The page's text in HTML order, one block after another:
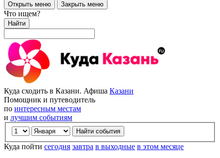
Открыть меню Закрыть меню
Что ищем?
Найти
Куда сходить в Казани. Афиша Казани
Помощник и путеводитель
по интересным местам
и лучшим событиям
Куда пойти сегодня завтра в выходные в этом месяце